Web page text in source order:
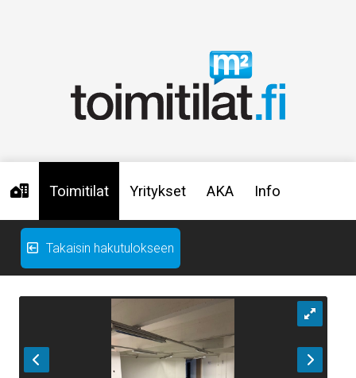
Toimitilat Yritykset AKA Info
Takaisin hakutulokseen